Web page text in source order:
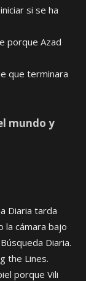
si se ha
porque Azad
que terminara
mundo y
Diaria tarda
la cámara bajo
Diaria.
the Lines.
porque Vili